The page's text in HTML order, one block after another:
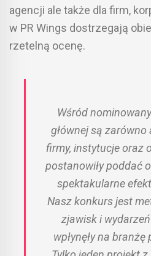
agencji ale także dla firm,
w PR Wings dostrzegają
rzetelną ocenę.
Wśród
głównej są zarówno
firmy, instytucje oraz
postanowiły poddać
spektakularne
Nasz konkurs jest
zjawisk i
wpłynęły na